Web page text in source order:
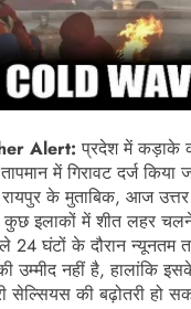
Alert:प्रदेश में कड़ाके
में गिरावट दर्ज किया
रायपुर के मुताबिक, आज
इलाकों में शीत लहर
24 घंटों के दौरान न्यूनतम
उम्मीद नहीं है, हालांकि
सेल्सियस की बढ़ोतरी हो